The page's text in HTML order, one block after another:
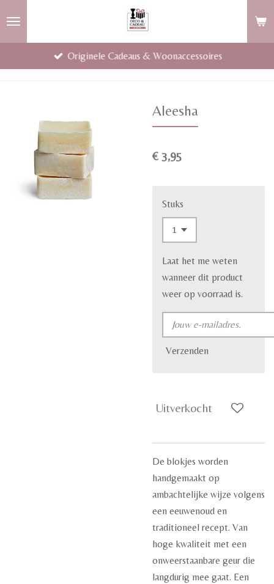
Originele Cadeaus & Woonaccessoires
Aleesha
€ 3,95
Stuks
Laat het me weten
wanneer dit product
weer op voorraad is.
Verzenden
Uitverkocht
De blokjes worden
handgemaakt op
ambachtelijke wijze volgens
een eeuwenoud en
traditioneel recept. Van
hoge kwaliteit met een
onweerstaanbare geur die
langdurig mee gaat. Een